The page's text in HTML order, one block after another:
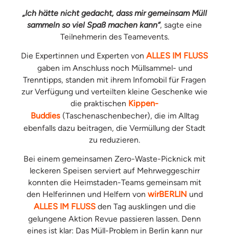
„Ich hätte nicht gedacht, dass mir gemeinsam Müll
sammeln so viel Spaß machen kann“, sagte eine
Teilnehmerin des Teamevents.
Die Expertinnen und Experten von ALLES IM FLUSS
gaben im Anschluss noch Müllsammel- und
Trenntipps, standen mit ihrem Infomobil für Fragen
zur Verfügung und verteilten kleine Geschenke wie
die praktischen Kippen-
Buddies(Taschenaschenbecher), die im Alltag
ebenfalls dazu beitragen, die Vermüllung der Stadt
zu reduzieren.
Bei einem gemeinsamen Zero-Waste-Picknick mit
leckeren Speisen serviert auf Mehrweggeschirr
konnten die Heimstaden-Teams gemeinsam mit
den Helferinnen und Helfern von wirBERLIN und
ALLES IM FLUSSden Tag ausklingen und die
gelungene Aktion Revue passieren lassen. Denn
eines ist klar: Das Müll-Problem in Berlin kann nur